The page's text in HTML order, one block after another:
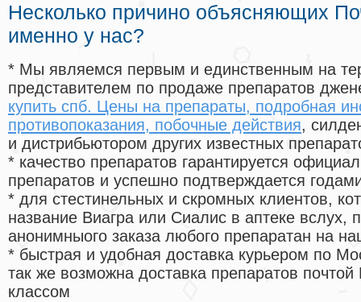
Несколько причино объясняющих
именно у нас?
* Мы являемся первым и единственным на
представителем по продаже препаратов
купить спб. Цены на препараты, подробная
противопоказания, побочные действия,
и дистрибьютором других известных
* качество препаратов гарантируется
препаратов и успешно подтверждается
* для стестинельных и скромных клиентов,
название Виагра или Сиалис в аптеке вслух,
анонимныого заказа любого препаратан на
* быстрая и удобная доставка курьером по
так же возможна доставка препаратов
классом